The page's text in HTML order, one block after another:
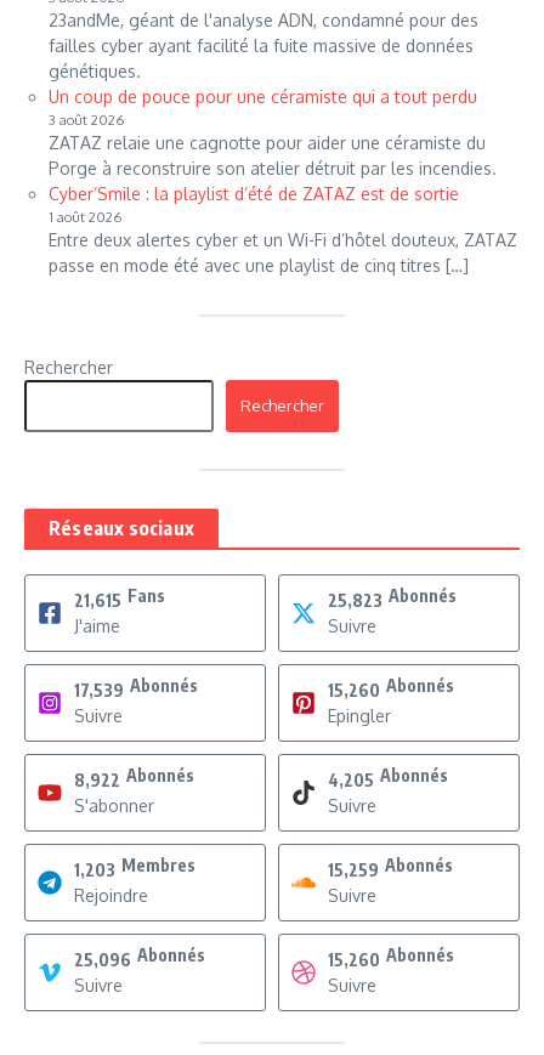
23andMe, géant de l'analyse ADN, condamné pour des
failles cyber ayant facilité la fuite massive de données
génétiques.
Un coup de pouce pour une céramiste qui a tout perdu
3 août 2026
ZATAZ relaie une cagnotte pour aider une céramiste du
Porge à reconstruire son atelier détruit par les incendies.
Cyber’Smile : la playlist d’été de ZATAZ est de sortie
1 août 2026
Entre deux alertes cyber et un Wi-Fi d’hôtel douteux, ZATAZ
passe en mode été avec une playlist de cinq titres […]
Rechercher
Rechercher
Réseaux sociaux
21,615 Fans
J'aime
25,823 Abonnés
Suivre
17,539 Abonnés
Suivre
15,260 Abonnés
Epingler
8,922 Abonnés
S'abonner
4,205 Abonnés
Suivre
1,203 Membres
Rejoindre
15,259 Abonnés
Suivre
25,096 Abonnés
Suivre
15,260 Abonnés
Suivre